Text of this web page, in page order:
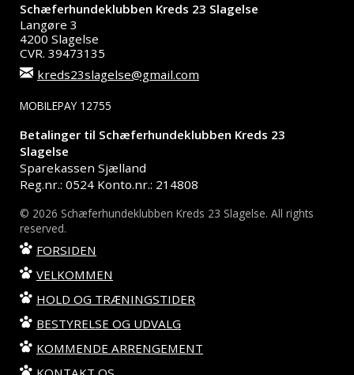
Schæferhundeklubben Kreds 23 Slagelse
Langøre 3
4200 Slagelse
CVR. 39473135
kreds23slagelse@gmail.com
MOBILEPAY 12755
Betalinger til Schæferhundeklubben Kreds 23
Slagelse
Sparekassen Sjælland
Reg.nr.: 0524 Konto.nr.: 214808
© 2026 Schæferhundeklubben Kreds 23 Slagelse. All rights
reserved.
FORSIDEN
VELKOMMEN
HOLD OG TRÆNINGSTIDER
BESTYRELSE OG UDVALG
KOMMENDE ARRENGEMENT